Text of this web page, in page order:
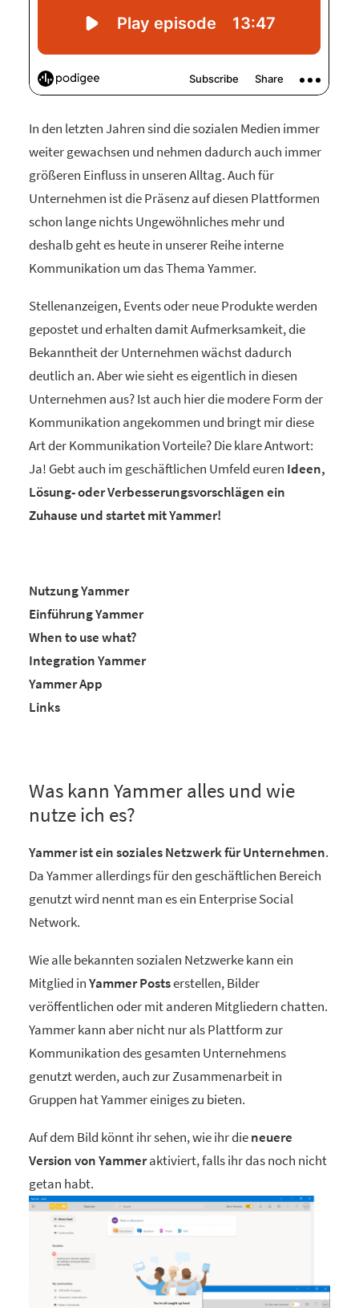
In den letzten Jahren sind die sozialen Medien immer
weiter gewachsen und nehmen dadurch auch immer
größeren Einfluss in unseren Alltag. Auch für
Unternehmen ist die Präsenz auf diesen Plattformen
schon lange nichts Ungewöhnliches mehr und
deshalb geht es heute in unserer Reihe interne
Kommunikation um das Thema Yammer.
Stellenanzeigen, Events oder neue Produkte werden
gepostet und erhalten damit Aufmerksamkeit, die
Bekanntheit der Unternehmen wächst dadurch
deutlich an. Aber wie sieht es eigentlich in diesen
Unternehmen aus? Ist auch hier die modere Form der
Kommunikation angekommen und bringt mir diese
Art der Kommunikation Vorteile? Die klare Antwort:
Ja! Gebt auch im geschäftlichen Umfeld euren Ideen,
Lösung- oder Verbesserungsvorschlägen ein
Zuhause und startet mit Yammer!
Nutzung Yammer
Einführung Yammer
When to use what?
Integration Yammer
Yammer App
Links
Was kann Yammer alles und wie
nutze ich es?
Yammer ist ein soziales Netzwerk für Unternehmen.
Da Yammer allerdings für den geschäftlichen Bereich
genutzt wird nennt man es ein Enterprise Social
Network.
Wie alle bekannten sozialen Netzwerke kann ein
Mitglied inYammer Postserstellen, Bilder
veröffentlichen oder mit anderen Mitgliedern chatten.
Yammer kann aber nicht nur als Plattform zur
Kommunikation des gesamten Unternehmens
genutzt werden, auch zur Zusammenarbeit in
Gruppen hat Yammer einiges zu bieten.
Auf dem Bild könnt ihr sehen, wie ihr dieneuere
Version von Yammeraktiviert, falls ihr das noch nicht
getan habt.